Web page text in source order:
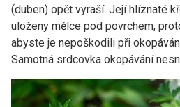
(duben) opět vyraší. Její hlíznaté
uloženy mělce pod povrchem,
abyste je nepoškodili při
Samotná srdcovka okopávání